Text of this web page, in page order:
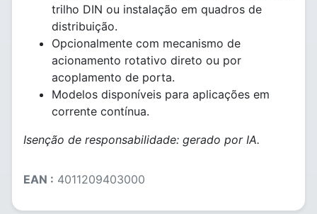
trilho DIN ou instalação em quadros de
distribuição.
Opcionalmente com mecanismo de
acionamento rotativo direto ou por
acoplamento de porta.
Modelos disponíveis para aplicações em
corrente contínua.
Isenção de responsabilidade: gerado por IA.
EAN : 4011209403000